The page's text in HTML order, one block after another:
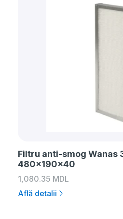
Filtru anti-smog Wanas
480x190x40
1,080.35 MDL
Află detalii